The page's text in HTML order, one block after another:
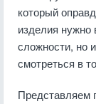
который
изделия нужно
сложности, но
смотреться в
Представляем